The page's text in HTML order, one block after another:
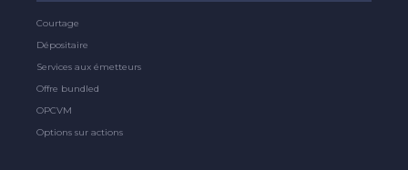
Courtage
Dépositaire
Services aux émetteurs
Offre bundled
OPCVM
Options sur actions